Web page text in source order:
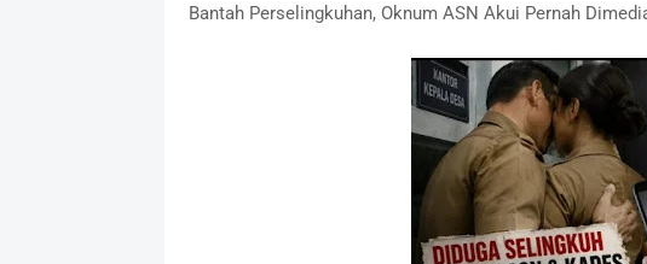
Bantah Perselingkuhan, Oknum ASN Akui Pernah